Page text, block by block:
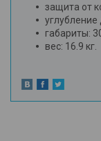
защита от
габариты:
вес: 16.9 кг.